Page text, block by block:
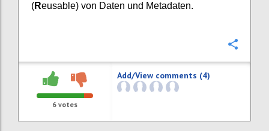
(Reusable) von Daten und Metadaten.
6 votes
Add/View comments (4)